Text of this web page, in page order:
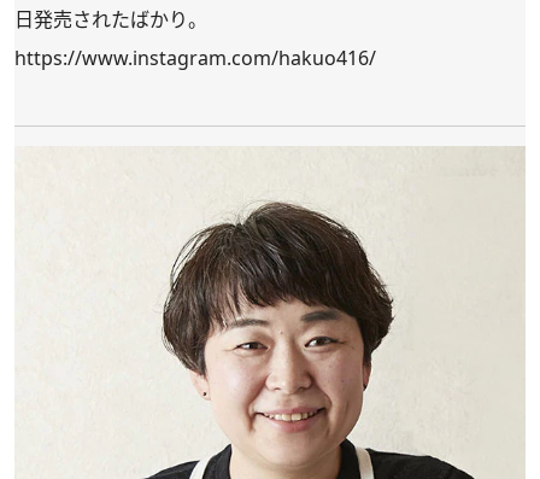
日発売されたばかり。
https://www.instagram.com/hakuo416/